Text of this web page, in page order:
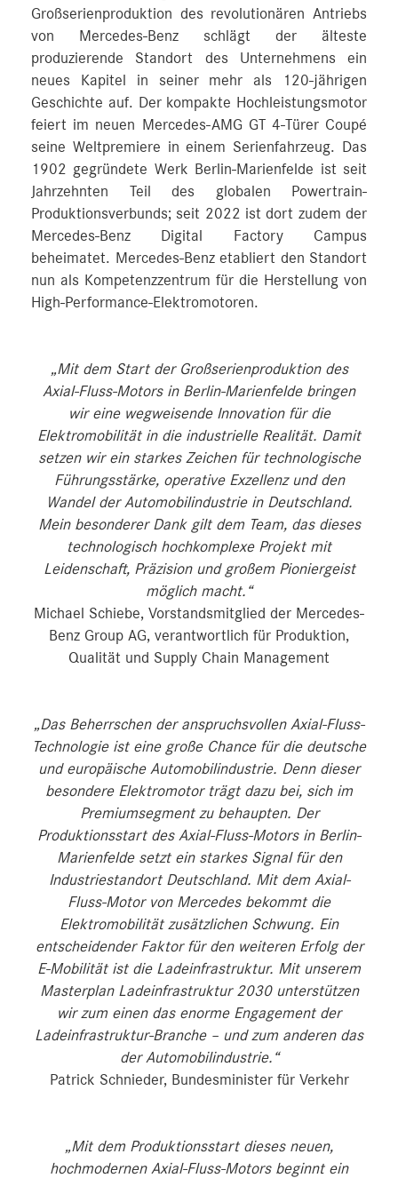
Großserienproduktion des revolutionären Antriebs
von Mercedes-Benz schlägt der älteste
produzierende Standort des Unternehmens ein
neues Kapitel in seiner mehr als 120-jährigen
Geschichte auf. Der kompakte Hochleistungsmotor
feiert im neuen Mercedes-AMG GT 4‑Türer Coupé
seine Weltpremiere in einem Serienfahrzeug. Das
1902 gegründete Werk Berlin-Marienfelde ist seit
Jahrzehnten Teil des globalen Powertrain-
Produktionsverbunds; seit 2022 ist dort zudem der
Mercedes-Benz Digital Factory Campus
beheimatet. Mercedes-Benz etabliert den Standort
nun als Kompetenzzentrum für die Herstellung von
High-Performance-Elektromotoren.
„Mit dem Start der Großserienproduktion des
Axial-Fluss-Motors in Berlin-Marienfelde bringen
wir eine wegweisende Innovation für die
Elektromobilität in die industrielle Realität. Damit
setzen wir ein starkes Zeichen für technologische
Führungsstärke, operative Exzellenz und den
Wandel der Automobilindustrie in Deutschland.
Mein besonderer Dank gilt dem Team, das dieses
technologisch hochkomplexe Projekt mit
Leidenschaft, Präzision und großem Pioniergeist
möglich macht.“
Michael Schiebe, Vorstandsmitglied der Mercedes-
Benz Group AG, verantwortlich für Produktion,
Qualität und Supply Chain Management
„Das Beherrschen der anspruchsvollen Axial-Fluss-
Technologie ist eine große Chance für die deutsche
und europäische Automobilindustrie. Denn dieser
besondere Elektromotor trägt dazu bei, sich im
Premiumsegment zu behaupten. Der
Produktionsstart des Axial-Fluss-Motors in Berlin-
Marienfelde setzt ein starkes Signal für den
Industriestandort Deutschland. Mit dem Axial-
Fluss-Motor von Mercedes bekommt die
Elektromobilität zusätzlichen Schwung. Ein
entscheidender Faktor für den weiteren Erfolg der
E-Mobilität ist die Ladeinfrastruktur. Mit unserem
Masterplan Ladeinfrastruktur 2030 unterstützen
wir zum einen das enorme Engagement der
Ladeinfrastruktur-Branche – und zum anderen das
der Automobilindustrie.“
Patrick Schnieder, Bundesminister für Verkehr
„Mit dem Produktionsstart dieses neuen,
hochmodernen Axial-Fluss-Motors beginnt ein